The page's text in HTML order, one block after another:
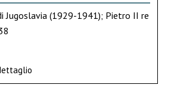
Jugoslavia (1929-1941); Pietro II re